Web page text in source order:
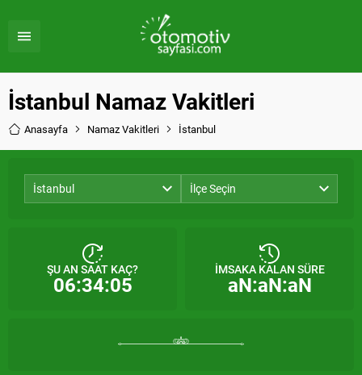
İstanbul Namaz Vakitleri
Anasayfa Namaz Vakitleri İstanbul
ŞU AN SAAT KAÇ?
06:34:05
İstanbul İlçe Seçin
İMSAKA KALAN SÜRE
aN:aN:aN